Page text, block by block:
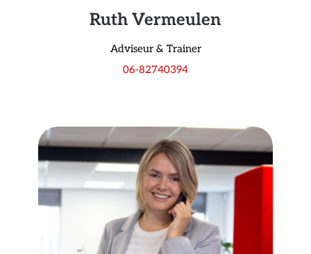
Ruth Vermeulen
Adviseur & Trainer
06-82740394